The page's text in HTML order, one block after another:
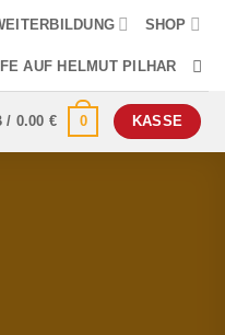
SHOP
AUF HELMUT PILHAR
/ 0.00 € 0 KASSE